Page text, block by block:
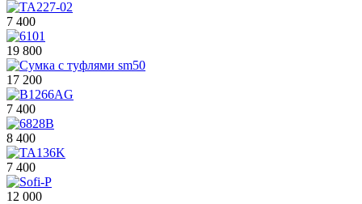
7 400
19 800
17 200
7 400
8 400
7 400
12 000